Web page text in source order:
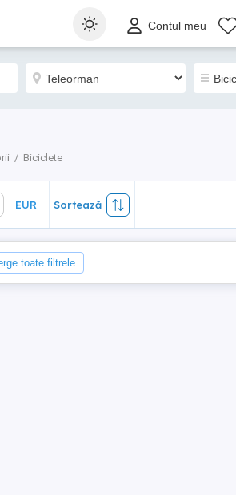
Contul meu
Biciclete
Sortează
EUR Sortează
toate filtrele